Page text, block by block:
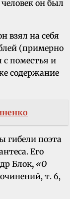
человек он был
взял на себя
(примерно
с поместья и
содержание
гибели поэта
Его
Блок, «О
т. 6,